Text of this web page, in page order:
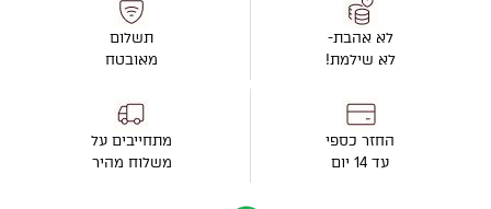
לא אהבת-
לא שילמת!
החזר כספי
עד 14 יום
תשלום
מאובטח
מתחייבים על
משלוח מהיר